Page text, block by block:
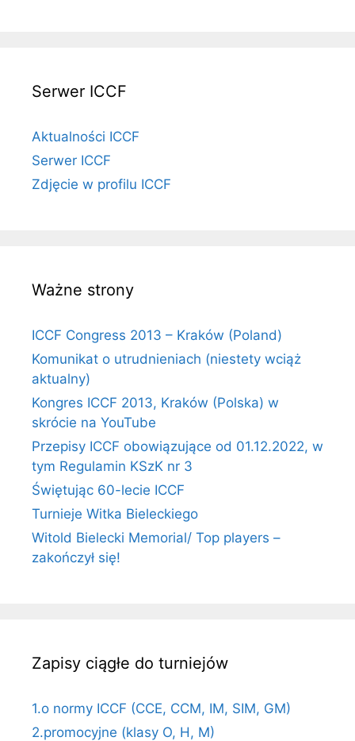
Serwer ICCF
Aktualności ICCF
Serwer ICCF
Zdjęcie w profilu ICCF
Ważne strony
ICCF Congress 2013 – Kraków (Poland)
Komunikat o utrudnieniach (niestety wciąż
aktualny)
Kongres ICCF 2013, Kraków (Polska) w
skrócie na YouTube
Przepisy ICCF obowiązujące od 01.12.2022, w
tym Regulamin KSzK nr 3
Świętując 60-lecie ICCF
Turnieje Witka Bieleckiego
Witold Bielecki Memorial/ Top players –
zakończył się!
Zapisy ciągłe do turniejów
1.o normy ICCF (CCE, CCM, IM, SIM, GM)
2.promocyjne (klasy O, H, M)